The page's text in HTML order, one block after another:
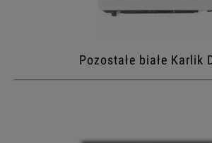
Pozostałe białe Karlik